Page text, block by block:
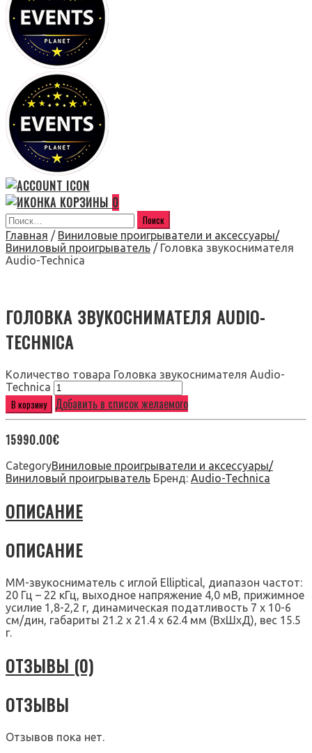
0
Главная / Виниловые проигрыватели и аксессуары/
Виниловый проигрыватель / Головка звукоснимателя
Audio-Technica
ГОЛОВКА ЗВУКОСНИМАТЕЛЯ AUDIO-
TECHNICA
Количество товара Головка звукоснимателя Audio-
Technica
В корзину Добавить в список желаемого
15990.00€
CategoryВиниловые проигрыватели и аксессуары/
Виниловый проигрыватель Бренд: Audio-Technica
ОПИСАНИЕ
ОПИСАНИЕ
ММ-звукосниматель с иглой Elliptical, диапазон частот:
20 Гц – 22 кГц, выходное напряжение 4,0 мВ, прижимное
усилие 1,8-2,2 г, динамическая податливость 7 х 10-6
см/дин, габариты 21.2 х 21.4 х 62.4 мм (ВхШхД), вес 15.5
г.
ОТЗЫВЫ (0)
ОТЗЫВЫ
Отзывов пока нет.